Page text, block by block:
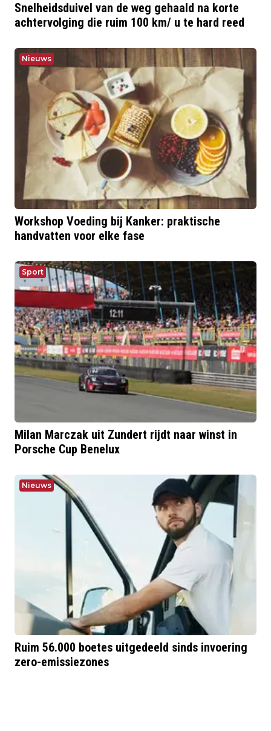
Snelheidsduivel van de weg gehaald na korte
achtervolging die ruim 100 km/ u te hard reed
Nieuws
Workshop Voeding bij Kanker: praktische
handvatten voor elke fase
Sport
Milan Marczak uit Zundert rijdt naar winst in
Porsche Cup Benelux
Nieuws
Ruim 56.000 boetes uitgedeeld sinds invoering
zero-emissiezones